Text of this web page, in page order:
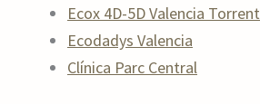
Ecox 4D-5D Valencia Torrent
Ecodadys Valencia
Clínica Parc Central